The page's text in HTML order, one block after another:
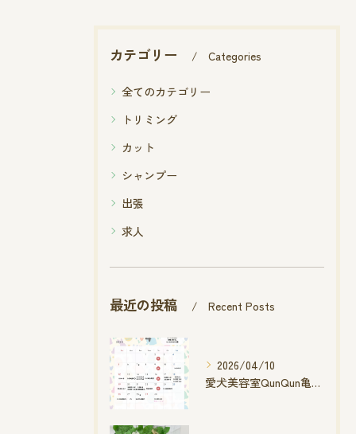
カテゴリー Categories
全てのカテゴリー
トリミング
カット
シャンプー
出張
求人
最近の投稿 Recent Posts
2026/04/10
愛犬美容室QunQun亀山エコー店